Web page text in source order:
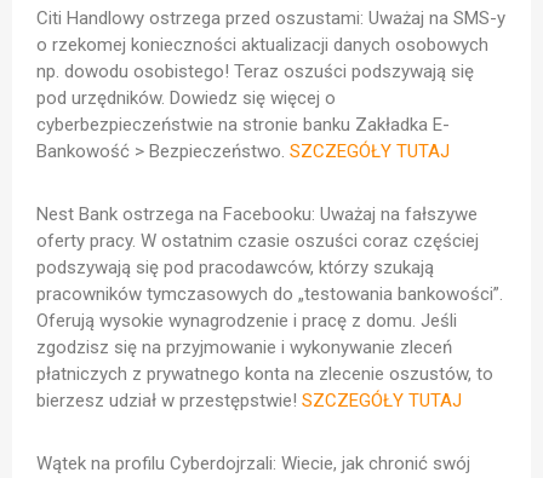
Citi Handlowy ostrzega przed oszustami: Uważaj na SMS-y
o rzekomej konieczności aktualizacji danych osobowych
np. dowodu osobistego! Teraz oszuści podszywają się
pod urzędników. Dowiedz się więcej o
cyberbezpieczeństwie na stronie banku Zakładka E-
Bankowość > Bezpieczeństwo. SZCZEGÓŁY TUTAJ
Nest Bank ostrzega na Facebooku: Uważaj na fałszywe
oferty pracy. W ostatnim czasie oszuści coraz częściej
podszywają się pod pracodawców, którzy szukają
pracowników tymczasowych do „testowania bankowości”.
Oferują wysokie wynagrodzenie i pracę z domu. Jeśli
zgodzisz się na przyjmowanie i wykonywanie zleceń
płatniczych z prywatnego konta na zlecenie oszustów, to
bierzesz udział w przestępstwie! SZCZEGÓŁY TUTAJ
Wątek na profilu Cyberdojrzali: Wiecie, jak chronić swój